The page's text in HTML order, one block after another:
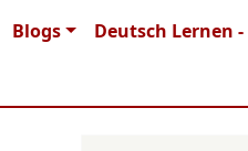
Blogs Deutsch Lernen